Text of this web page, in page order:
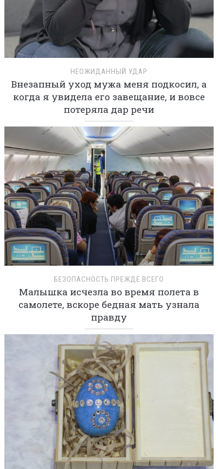
НЕОЖИДАННЫЙ УДАР
Внезапный уход мужа меня подкосил, а
когда я увидела его завещание, и вовсе
потеряла дар речи
БЕЗОПАСНОСТЬ ПРЕЖДЕ ВСЕГО
Малышка исчезла во время полета в
самолете, вскоре бедная мать узнала
правду